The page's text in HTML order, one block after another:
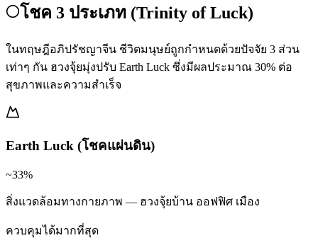
โชค 3 ประเภท (Trinity of Luck)
ในทฤษฎีอภิปรัชญาจีน ชีวิตมนุษย์ถูกกำหนดด้วยปัจจัย 3 ส่วน
เท่าๆ กัน ฮวงจุ้ยมุ่งปรับ Earth Luck ซึ่งมีผลประมาณ 30% ต่อ
สุขภาพและความสำเร็จ
Earth Luck (โชคแผ่นดิน)
~33%
สิ่งแวดล้อมทางกายภาพ — ฮวงจุ้ยบ้าน ออฟฟิศ เมือง
ควบคุมได้มากที่สุด